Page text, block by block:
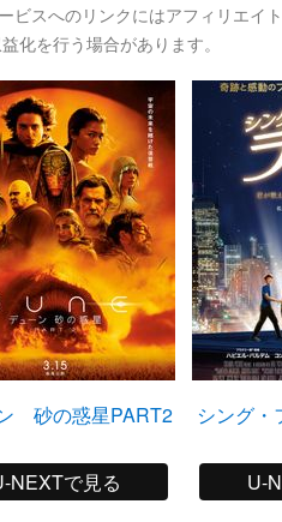
ビスへのリンクにはアフィリエイ
化を行う場合があります。
砂の惑星PART2
NEXTで見る
シング・
U-